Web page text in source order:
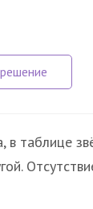
в таблице